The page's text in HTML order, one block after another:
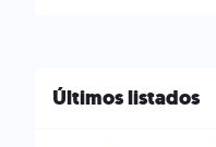
Últimos listados